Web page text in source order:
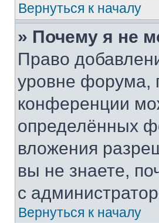
Вернуться к началу
» Почему я не
Право
уровне форума,
конференции
определённых
вложения
вы не знаете,
с
Вернуться к началу